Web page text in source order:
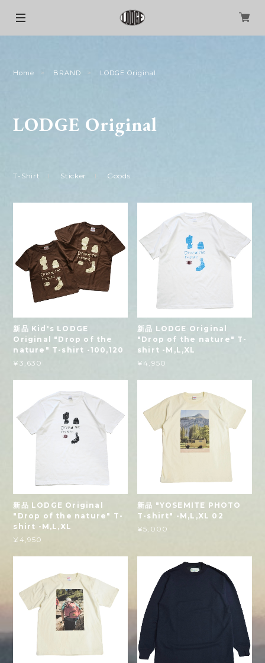
Home BRAND LODGE Original
LODGE Original
T-Shirt Sticker Goods
新品 Kid's LODGE
Original "Drop of the
nature" T-shirt -100,120
¥3,630
新品 LODGE Original
"Drop of the nature" T-
shirt -M,L,XL
¥4,950
新品 LODGE Original
"Drop of the nature" T-
shirt -M,L,XL
¥4,950
新品 "YOSEMITE PHOTO
T-shirt" -M,L,XL 02
¥5,000